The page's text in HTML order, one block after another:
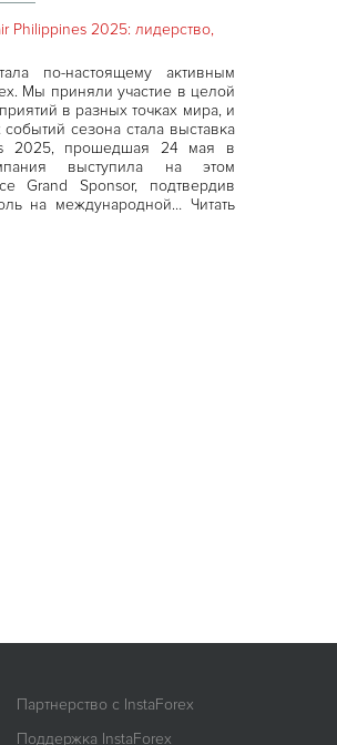
Philippines 2025: лидерство,
по-настоящему активным
Мы приняли участие в целой
в разных точках мира, и
сезона стала выставка
2025, прошедшая 24 мая в
выступила на этом
Grand Sponsor, подтвердив
на международной… Читать
Партнерство с InstaForex
Поддержка InstaForex